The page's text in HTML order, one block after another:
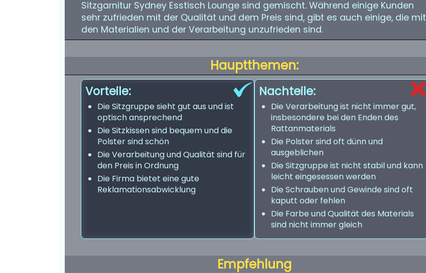
Sitzgarnitur Sydney Esstisch Lounge sind gemischt. Während einige Kunden
sehr zufrieden mit der Qualität und dem Preis sind, gibt es auch einige, die mit
den Materialien und der Verarbeitung unzufrieden sind.
Hauptthemen:
Vorteile:
Die Sitzgruppe sieht gut aus und ist
optisch ansprechend
Die Sitzkissen sind bequem und die
Polster sind schön
Die Verarbeitung und Qualität sind für
den Preis in Ordnung
Die Firma bietet eine gute
Reklamationsabwicklung
Nachteile:
Die Verarbeitung ist nicht immer gut,
insbesondere bei den Enden des
Rattanmaterials
Die Polster sind oft dünn und
ausgeblichen
Die Sitzgruppe ist nicht stabil und kann
leicht eingesessen werden
Die Schrauben und Gewinde sind oft
kaputt oder fehlen
Die Farbe und Qualität des Materials
sind nicht immer gleich
Empfehlung